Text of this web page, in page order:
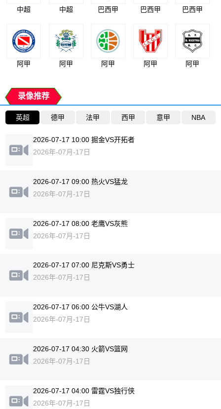
中超 中超 巴西甲 巴西甲 巴西甲
阿甲 阿甲 阿甲 阿甲 阿甲
录像推荐
英超 德甲 法甲 西甲 意甲 NBA
2026-07-17 10:00 掘金VS开拓者
2026年-07月-17日
2026-07-17 09:00 热火VS猛龙
2026年-07月-17日
2026-07-17 08:00 老鹰VS灰熊
2026年-07月-17日
2026-07-17 07:00 尼克斯VS勇士
2026年-07月-17日
2026-07-17 06:00 公牛VS湖人
2026年-07月-17日
2026-07-17 04:30 火箭VS篮网
2026年-07月-17日
2026-07-17 04:00 雷霆VS独行侠
2026年-07月-17日